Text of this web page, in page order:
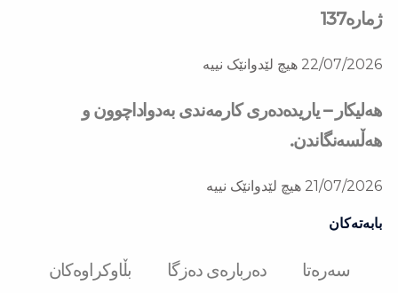
ژمارە137
22/07/2026 هیچ لێدوانێک نییە
هەلیکار – یاریدەدەری کارمەندی بەدواداچوون و
هەڵسەنگاندن.
21/07/2026 هیچ لێدوانێک نییە
بابەتەکان
سەرەتا دەربارەی دەزگا
بڵاوکراوەکان